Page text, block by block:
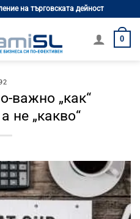
на търговската дейност
0
важно „как“
не „какво“